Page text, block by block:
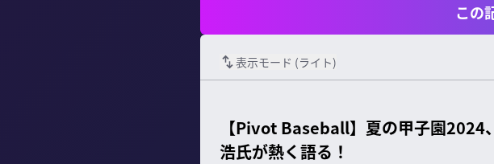
この
表示モード (ライト)
【Pivot Baseball】夏の甲子園2024
浩氏が熱く語る！